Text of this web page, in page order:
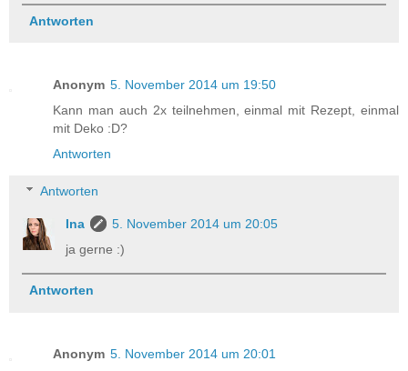
Antworten
Anonym 5. November 2014 um 19:50
Kann man auch 2x teilnehmen, einmal mit Rezept, einmal
mit Deko :D?
Antworten
Antworten
Ina
5. November 2014 um 20:05
ja gerne :)
Antworten
Anonym 5. November 2014 um 20:01